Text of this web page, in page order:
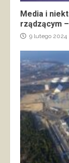
Media i
rządzącym
9 lutego 2024